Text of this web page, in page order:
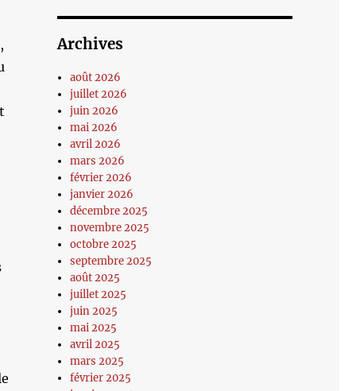
Archives
août 2026
juillet 2026
juin 2026
mai 2026
avril 2026
mars 2026
février 2026
janvier 2026
décembre 2025
novembre 2025
octobre 2025
septembre 2025
août 2025
juillet 2025
juin 2025
mai 2025
avril 2025
mars 2025
février 2025